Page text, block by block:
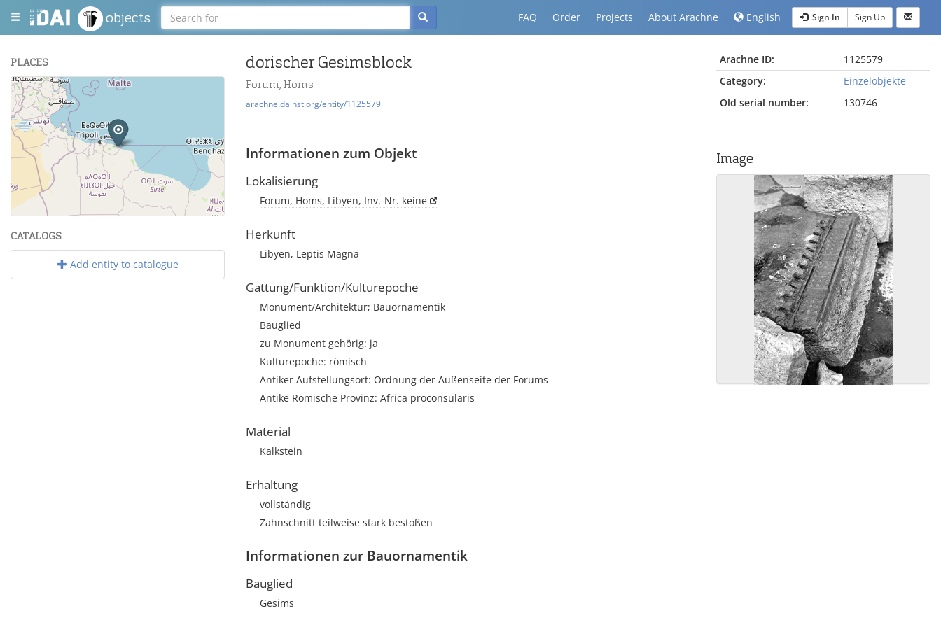
objects FAQ Order Projects About Arachne English Sign In Sign Up
PLACES
+
−
| Maps and Data ©OpenStreetMap.
CATALOGS
Add entity to catalogue
dorischer Gesimsblock
Forum, Homs
arachne.dainst.org/entity/1125579
Arachne ID:
1125579
Category:
Einzelobjekte
Old serial number:
130746
Informationen zum Objekt
Lokalisierung
Forum, Homs, Libyen, Inv.-Nr. keine
Herkunft
Libyen, Leptis Magna
Gattung/Funktion/Kulturepoche
Monument/Architektur; Bauornamentik
Bauglied
zu Monument gehörig: ja
Kulturepoche: römisch
Antiker Aufstellungsort: Ordnung der Außenseite der Forums
Antike Römische Provinz: Africa proconsularis
Material
Kalkstein
Erhaltung
vollständig
Zahnschnitt teilweise stark bestoßen
Informationen zur Bauornamentik
Bauglied
Gesims
Image